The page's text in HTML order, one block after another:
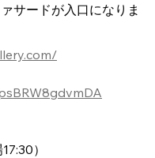
サードが入口になりま
）